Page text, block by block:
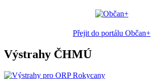
Přejit do portálu Občan+
Výstrahy ČHMÚ